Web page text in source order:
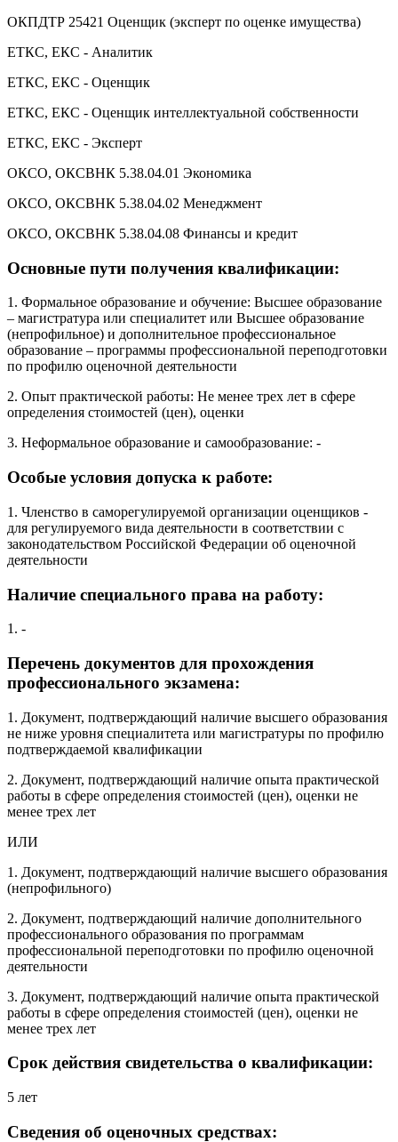
ОКПДТР 25421 Оценщик (эксперт по оценке имущества)
ЕТКС, ЕКС - Аналитик
ЕТКС, ЕКС - Оценщик
ЕТКС, ЕКС - Оценщик интеллектуальной собственности
ЕТКС, ЕКС - Эксперт
ОКСО, ОКСВНК 5.38.04.01 Экономика
ОКСО, ОКСВНК 5.38.04.02 Менеджмент
ОКСО, ОКСВНК 5.38.04.08 Финансы и кредит
Основные пути получения квалификации:
1. Формальное образование и обучение: Высшее образование
– магистратура или специалитет или Высшее образование
(непрофильное) и дополнительное профессиональное
образование – программы профессиональной переподготовки
по профилю оценочной деятельности
2. Опыт практической работы: Не менее трех лет в сфере
определения стоимостей (цен), оценки
3. Неформальное образование и самообразование: -
Особые условия допуска к работе:
1. Членство в саморегулируемой организации оценщиков -
для регулируемого вида деятельности в соответствии с
законодательством Российской Федерации об оценочной
деятельности
Наличие специального права на работу:
1. -
Перечень документов для прохождения
профессионального экзамена:
1. Документ, подтверждающий наличие высшего образования
не ниже уровня специалитета или магистратуры по профилю
подтверждаемой квалификации
2. Документ, подтверждающий наличие опыта практической
работы в сфере определения стоимостей (цен), оценки не
менее трех лет
ИЛИ
1. Документ, подтверждающий наличие высшего образования
(непрофильного)
2. Документ, подтверждающий наличие дополнительного
профессионального образования по программам
профессиональной переподготовки по профилю оценочной
деятельности
3. Документ, подтверждающий наличие опыта практической
работы в сфере определения стоимостей (цен), оценки не
менее трех лет
Срок действия свидетельства о квалификации:
5 лет
Сведения об оценочных средствах: